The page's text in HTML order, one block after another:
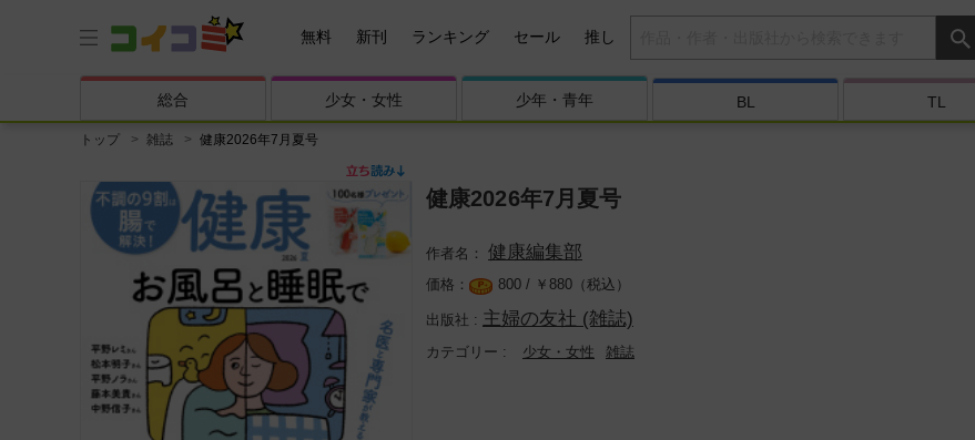
無料 新刊 ランキング セール 推し
総合 少女・ 女性 少年・ 青年 BL TL
トップ 雑誌 健康2026年7月夏号
健康2026年7月夏号
健康編集部
800 / ￥ 880（税込）
主婦の友社 (雑誌)
少女・女性 雑誌